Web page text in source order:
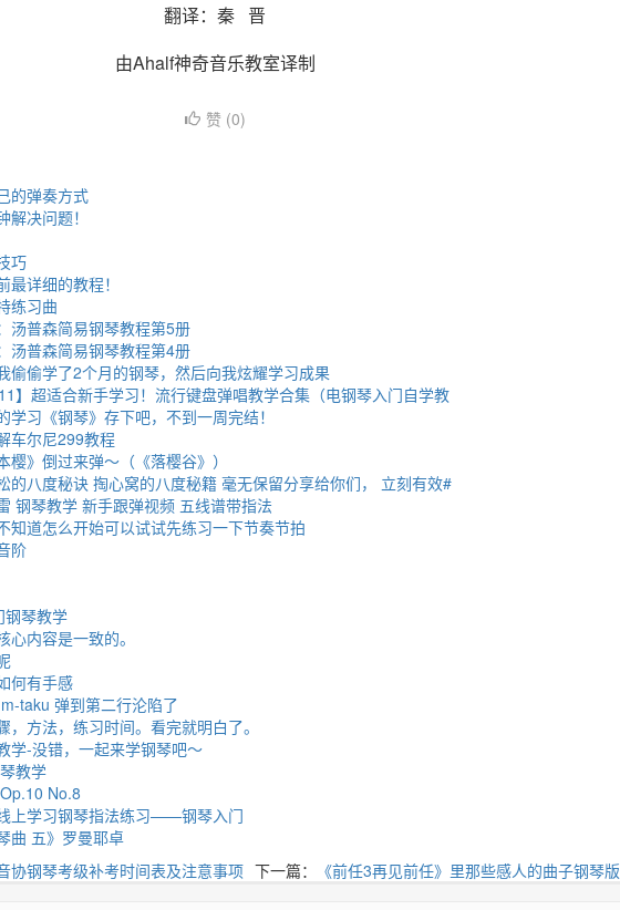
翻译：秦 晋
由Ahalf神奇音乐教室译制
赞 (0)
的弹奏方式
决问题！
巧
详细的教程！
练习曲
汤普森简易钢琴教程第5册
汤普森简易钢琴教程第4册
偷偷学了2个月的钢琴，然后向我炫耀学习成果
】超适合新手学习！流行键盘弹唱教学合集（电钢琴入门自学教
习《钢琴》存下吧，不到一周完结！
车尔尼299教程
樱》倒过来弹～（《落樱谷》）
的八度秘诀 掏心窝的八度秘籍 毫无保留分享给你们， 立刻有效#
钢琴教学 新手跟弹视频 五线谱带指法
知道怎么开始可以试试先练习一下节奏节拍
阶
钢琴教学
内容是一致的。
何有手感
taku 弹到第二行沦陷了
方法，练习时间。看完就明白了。
学-没错，一起来学钢琴吧～
教学
No.8
上学习钢琴指法练习——钢琴入门
曲 五》罗曼耶卓
下一篇：
《前任3再见前任》里那些感人的曲子钢琴版
协钢琴考级补考时间表及注意事项